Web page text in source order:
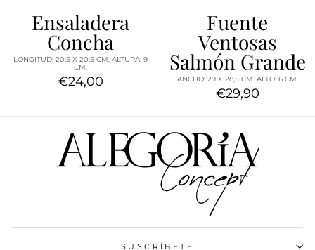
Ensaladera
Concha
LONGITUD: 20,5 X 20,5 CM. ALTURA: 9
CM.
€24,00
Fuente
Ventosas
Salmón Grande
ANCHO: 29 X 28,5 CM. ALTO: 6 CM.
€29,90
SUSCRÍBETE